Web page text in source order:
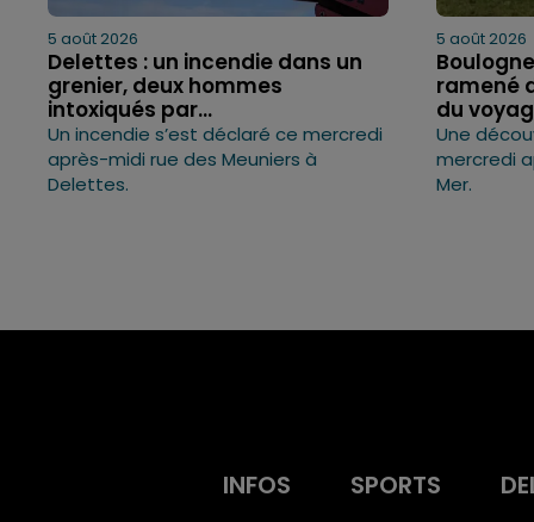
5 août 2026
Delettes : un incendie dans un
grenier, deux hommes
intoxiqués par...
Un incendie s’est déclaré ce mercredi
après-midi rue des Meuniers à
Delettes.
5 août 2026
ramené
du
Une
mercredi
Mer.
INFOS SPORTS